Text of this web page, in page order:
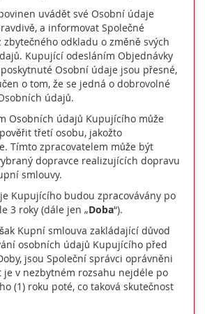
uvádět své Osobní údaje
a informovat Společné
zbytečného odkladu o změně svých
Kupující odesláním Objednávky
Osobní údaje jsou přesné,
o tom, že se jedná o dobrovolné
údajů.
Osobních údajů Kupujícího může
třetí osobu, jakožto
Tímto zpracovatelem může být
dopravce realizujících dopravu
smlouvy.
Kupujícího budou zpracovávány po
3 roky (dále jen „Doba“).
Kupní smlouva zakládající důvod
osobních údajů Kupujícího před
jsou Společní správci oprávněni
je v nezbytném rozsahu nejdéle po
(1) roku poté, co taková skutečnost